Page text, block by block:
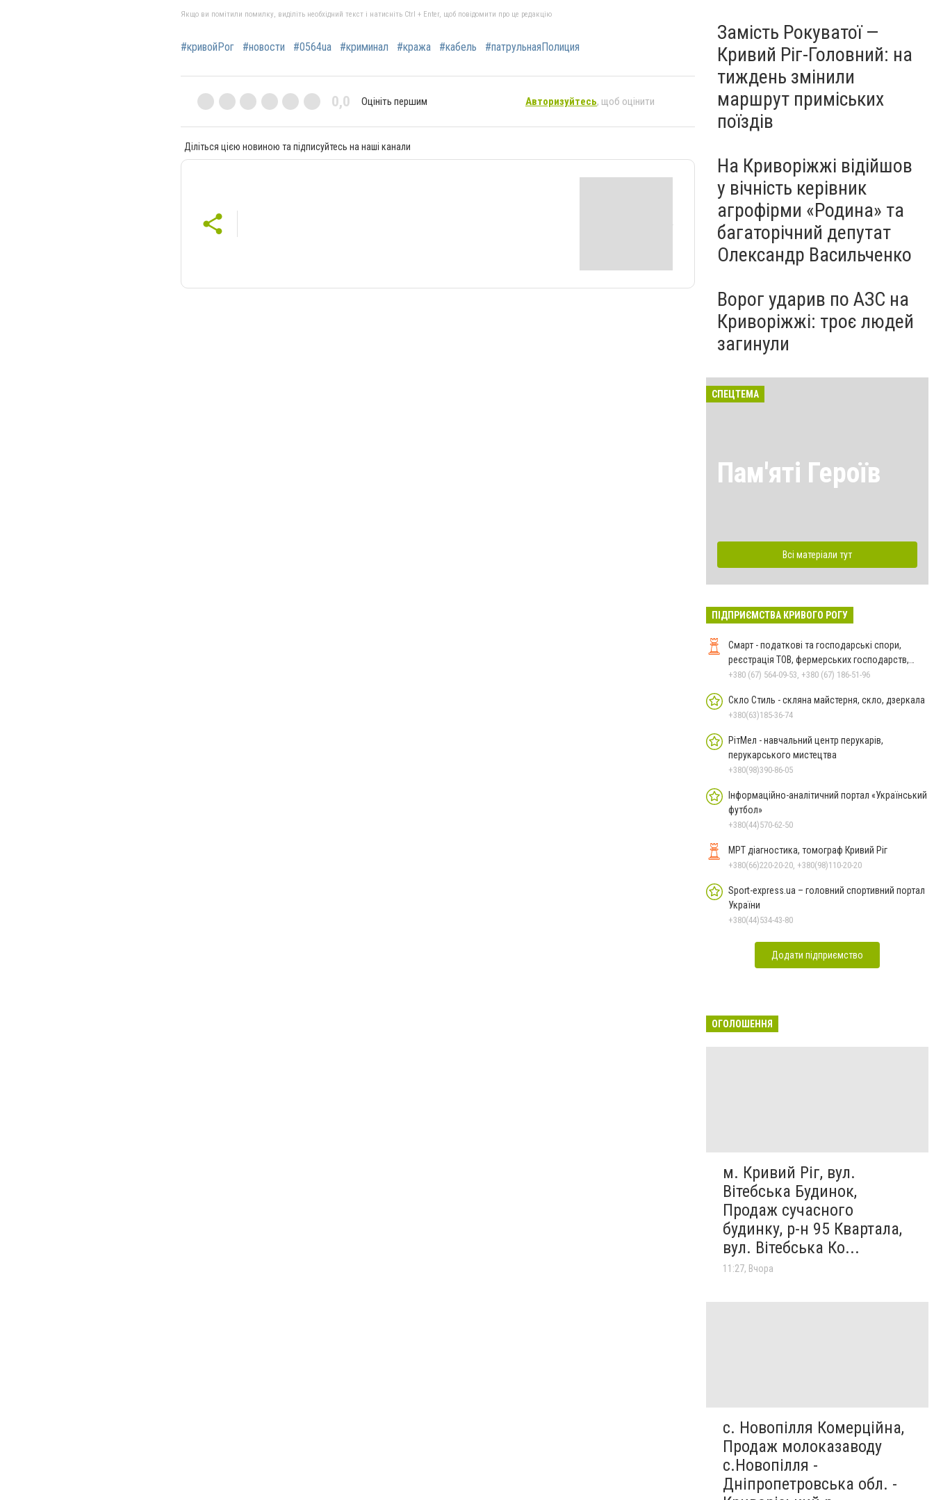
Якщо ви помітили помилку, виділіть необхідний текст і натисніть Ctrl + Enter, щоб повідомити про це редакцію
#кривойРог #новости #0564ua #криминал #кража #кабель #патрульнаяПолиция
0,0 Оцініть першим Авторизуйтесь, щоб оцінити
Діліться цією новиною та підписуйтесь на наші канали
Замість Рокуватої —
Кривий Ріг-Головний: на
тиждень змінили
маршрут приміських
поїздів
На Криворіжжі відійшов
у вічність керівник
агрофірми «Родина» та
багаторічний депутат
Олександр Васильченко
Ворог ударив по АЗС на
Криворіжжі: троє людей
загинули
СПЕЦТЕМА
Пам'яті Героїв
Всі матеріали тут
ПІДПРИЄМСТВА КРИВОГО РОГУ
Смарт - податкові та господарські спори,
реєстрація ТОВ, фермерських господарств,
благодійних фондів
+380 (67) 564-09-53, +380 (67) 186-51-96
Скло Стиль - скляна майстерня, скло, дзеркала
+380(63)185-36-74
РітМел - навчальний центр перукарів,
перукарського мистецтва
+380(98)390-86-05
Інформаційно-аналітичний портал «Український
футбол»
+380(44)570-62-50
МРТ діагностика, томограф Кривий Ріг
+380(66)220-20-20, +380(98)110-20-20
Sport-express.ua – головний спортивний портал
України
+380(44)534-43-80
Додати підприємство
ОГОЛОШЕННЯ
м. Кривий Ріг, вул.
Вітебська Будинок,
Продаж сучасного
будинку, р-н 95 Квартала,
вул. Вітебська Ко...
11:27, Вчора
с. Новопілля Комерційна,
Продаж молоказаводу
с.Новопілля -
Дніпропетровська обл. -